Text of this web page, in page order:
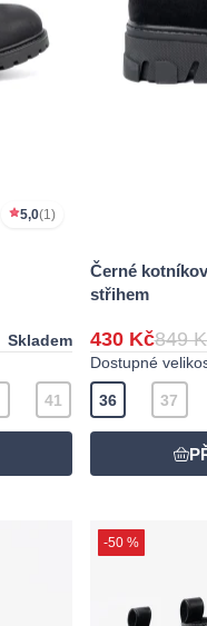
5,0(1)
Skladem
41
Černé
střihem
430 Kč849
Dostupné
36 37
-50 %